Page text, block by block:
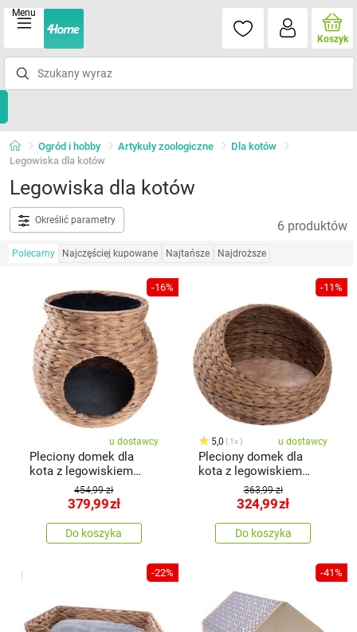
Menu
Koszyk
Ogród i hobby Artykuły zoologiczne
Dla kotów
Legowiska dla kotów
Legowiska dla kotów
Określić parametry 6 produktów
Polecamy Najczęściej kupowane Najtańsze Najdroższe
-16%
u dostawcy
Pleciony domek dla
kota z legowiskiem
czarny, 48 x 45 cm
454,99 zł
379,99zł
Do koszyka
-11%
5,0 1x u dostawcy
Pleciony domek dla
kota z legowiskiem
beżowy, 48 x 33 cm
363,99 zł
324,99zł
Do koszyka
-22% -41%